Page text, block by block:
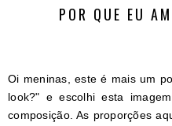
POR QUE EU
Oi meninas, este é mais um
look?" e escolhi esta
composição. As proporções